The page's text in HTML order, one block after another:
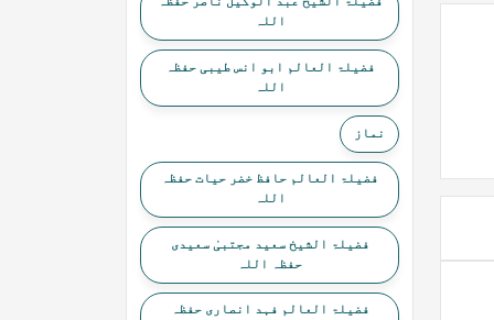
اللہ
فضیلۃ العالم ابو انس طیبی حفظہ
اللہ
نماز
فضیلۃ العالم حافظ خضر حیات حفظہ
اللہ
فضیلۃ الشیخ سعید مجتبیٰ سعیدی
حفظہ اللہ
فضیلۃ العالم فہد انصاری حفظہ